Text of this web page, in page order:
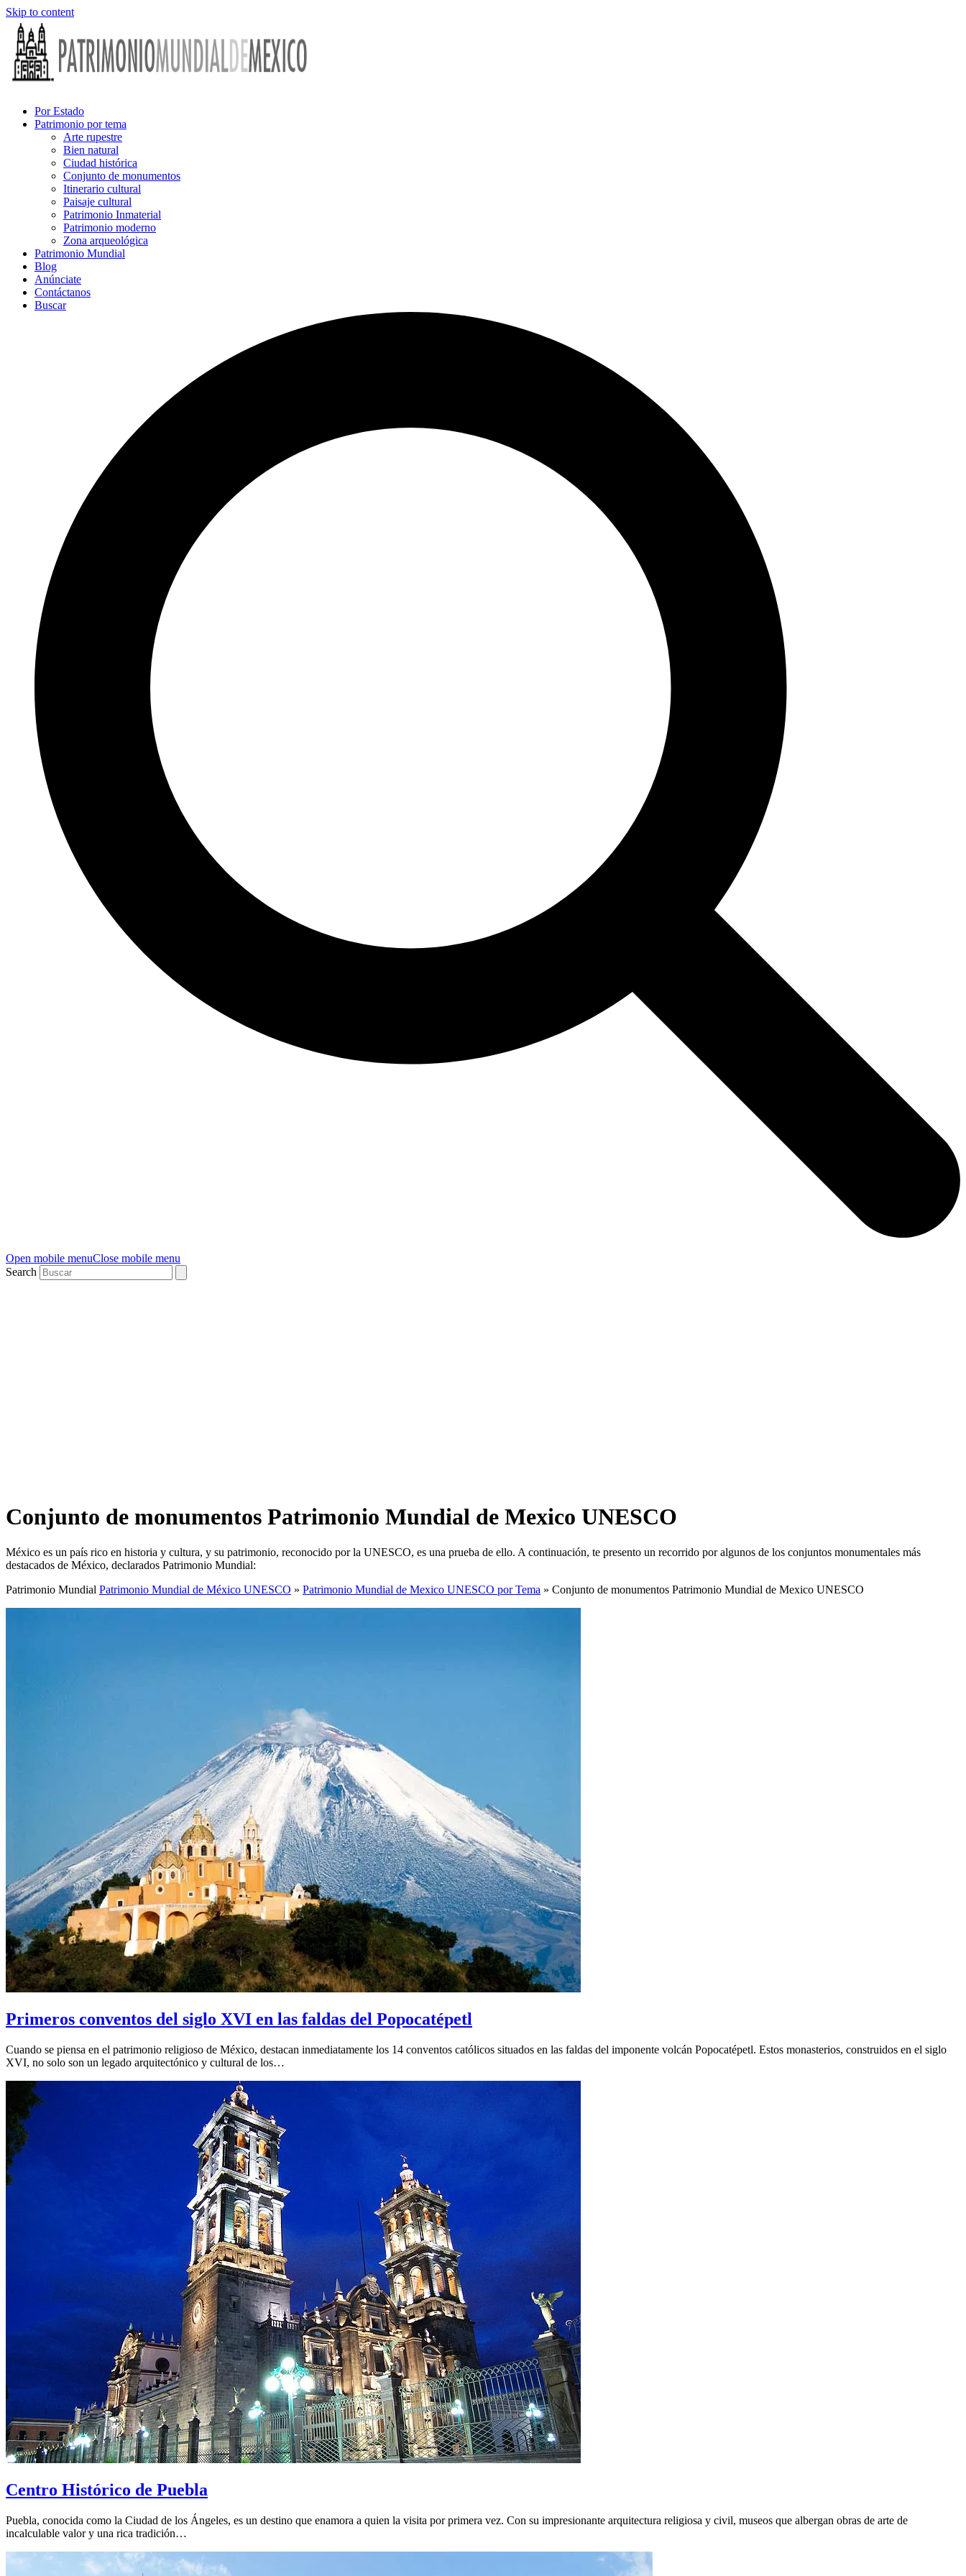
Skip to content
Por Estado
Patrimonio por tema
Arte rupestre
Bien natural
Ciudad histórica
Conjunto de monumentos
Itinerario cultural
Paisaje cultural
Patrimonio Inmaterial
Patrimonio moderno
Zona arqueológica
Patrimonio Mundial
Blog
Anúnciate
Contáctanos
Buscar
Open mobile menuClose mobile menu
Search
Conjunto de monumentos Patrimonio Mundial de Mexico UNESCO
México es un país rico en historia y cultura, y su patrimonio, reconocido por la UNESCO, es una prueba de ello. A continuación, te presento un recorrido por algunos de los conjuntos monumentales más
destacados de México, declarados Patrimonio Mundial:
Patrimonio Mundial Patrimonio Mundial de México UNESCO » Patrimonio Mundial de Mexico UNESCO por Tema » Conjunto de monumentos Patrimonio Mundial de Mexico UNESCO
Primeros conventos del siglo XVI en las faldas del Popocatépetl
Cuando se piensa en el patrimonio religioso de México, destacan inmediatamente los 14 conventos católicos situados en las faldas del imponente volcán Popocatépetl. Estos monasterios, construidos en el siglo
XVI, no solo son un legado arquitectónico y cultural de los…
Centro Histórico de Puebla
Puebla, conocida como la Ciudad de los Ángeles, es un destino que enamora a quien la visita por primera vez. Con su impresionante arquitectura religiosa y civil, museos que albergan obras de arte de
incalculable valor y una rica tradición…